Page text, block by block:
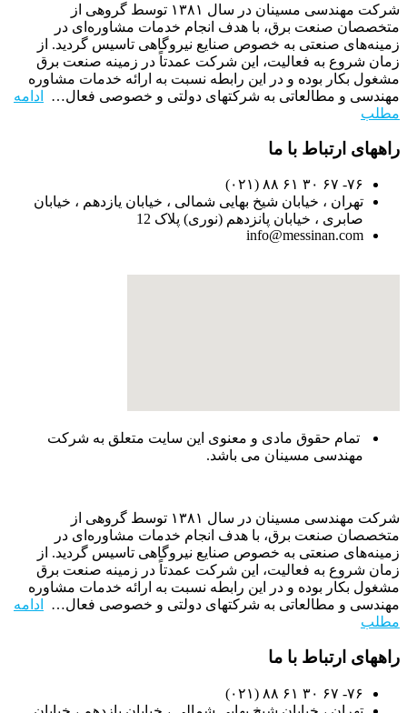
شرکت مهندسی مسینان در سال ۱۳۸۱ توسط گروهی از
متخصصان صنعت برق، با هدف انجام خدمات مشاوره‌ای در
زمینه‌های صنعتی به خصوص صنایع نیروگاهی تاسیس گردید. از
زمان شروع به فعالیت، این شرکت عمدتاً در زمینه صنعت برق
مشغول بکار بوده و در این رابطه نسبت به ارائه خدمات مشاوره
مهندسی و مطالعاتی به شرکتهای دولتی و خصوصی فعال…
ادامه
مطلب
راههای ارتباط با ما
۷۶- ۶۷ ۳۰ ۶۱ ۸۸ (۰۲۱)
تهران ، خیابان شیخ بهایی شمالی ، خیابان یازدهم ، خیابان
صابری ، خیابان پانزدهم (نوری) پلاک 12
info@messinan.com
تمام حقوق مادی و معنوی این سایت متعلق به شرکت
مهندسی مسینان می باشد.
شرکت مهندسی مسینان در سال ۱۳۸۱ توسط گروهی از
متخصصان صنعت برق، با هدف انجام خدمات مشاوره‌ای در
زمینه‌های صنعتی به خصوص صنایع نیروگاهی تاسیس گردید. از
زمان شروع به فعالیت، این شرکت عمدتاً در زمینه صنعت برق
مشغول بکار بوده و در این رابطه نسبت به ارائه خدمات مشاوره
مهندسی و مطالعاتی به شرکتهای دولتی و خصوصی فعال…
ادامه
مطلب
راههای ارتباط با ما
۷۶- ۶۷ ۳۰ ۶۱ ۸۸ (۰۲۱)